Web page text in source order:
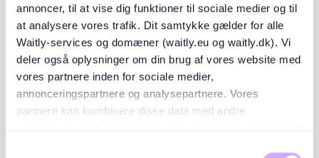
annoncer, til at vise dig funktioner til sociale medier og til
at analysere vores trafik. Dit samtykke gælder for alle
Waitly-services og domæner (waitly.eu og waitly.dk). Vi
deler også oplysninger om din brug af vores website med
vores partnere inden for sociale medier,
annonceringspartnere og analysepartnere. Vores
partnere kan kombinere disse data med andre
Vi har desuden grønne fællesarealer, legepladser og
en dejlig fredet gård til alles afbenyttelse.
Dele af ejendommene er fredede bygninger og en
anden er bevaringsværdig.
Vi er den lille landsbyoase lige midt i København.